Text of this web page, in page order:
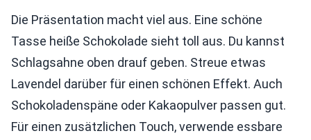
Die Präsentation macht viel aus. Eine schöne
Tasse heiße Schokolade sieht toll aus. Du kannst
Schlagsahne oben drauf geben. Streue etwas
Lavendel darüber für einen schönen Effekt. Auch
Schokoladenspäne oder Kakaopulver passen gut.
Für einen zusätzlichen Touch, verwende essbare